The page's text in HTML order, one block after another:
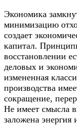
Экономика
минимизацию
создает
капитал.
восстановлении
деловых и
измененная
производства
сокращение,
Не имеет смысла
заложена